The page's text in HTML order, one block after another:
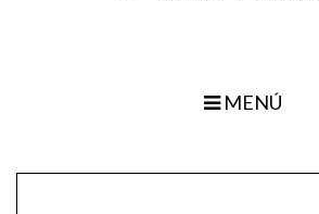
MENÚ